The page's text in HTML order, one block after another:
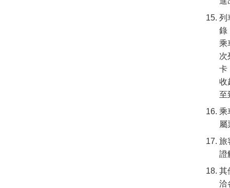
列
錄
乘
次
卡
收
至
乘
屬
旅
證
其
洽